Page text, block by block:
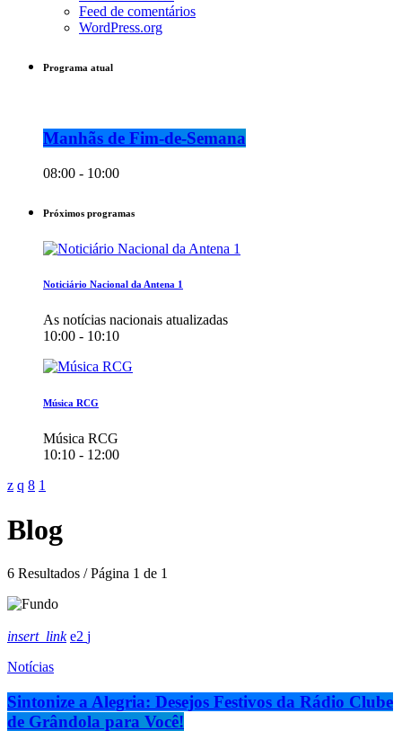
Feed de comentários
WordPress.org
Programa atual
Manhãs de Fim-de-Semana
08:00 - 10:00
Próximos programas
Noticiário Nacional da Antena 1
As notícias nacionais atualizadas
10:00 - 10:10
Música RCG
Música RCG
10:10 - 12:00
Blog
6 Resultados / Página 1 de 1
insert_link
2
Notícias
Sintonize a Alegria: Desejos Festivos da Rádio Clube
de Grândola para Você!